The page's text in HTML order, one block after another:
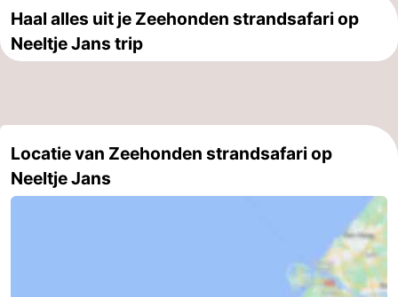
Wandelen
-
Paardrijden
-
Duiken
Eten
Haal alles uit je Zeehonden strandsafari op
Neeltje Jans trip
Locatie van Zeehonden strandsafari op
Neeltje Jans